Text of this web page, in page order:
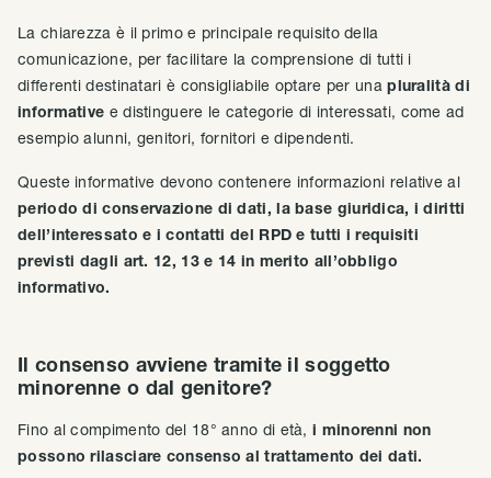
La chiarezza è il primo e principale requisito della
comunicazione, per facilitare la comprensione di tutti i
differenti destinatari è consigliabile optare per unapluralità di
informative e distinguere le categorie di interessati, come ad
esempio alunni, genitori, fornitori e dipendenti.
Queste informative devono contenere informazioni relative al
periodo di conservazione di dati, la base giuridica, i diritti
dell’interessato e i contatti del RPD e tutti i requisiti
previsti dagli art. 12, 13 e 14 in merito all’obbligo
informativo.
Il consenso avviene tramite il soggetto
minorenne o dal genitore?
Fino al compimento del 18° anno di età, i minorenni non
possono rilasciare consenso al trattamento dei dati.